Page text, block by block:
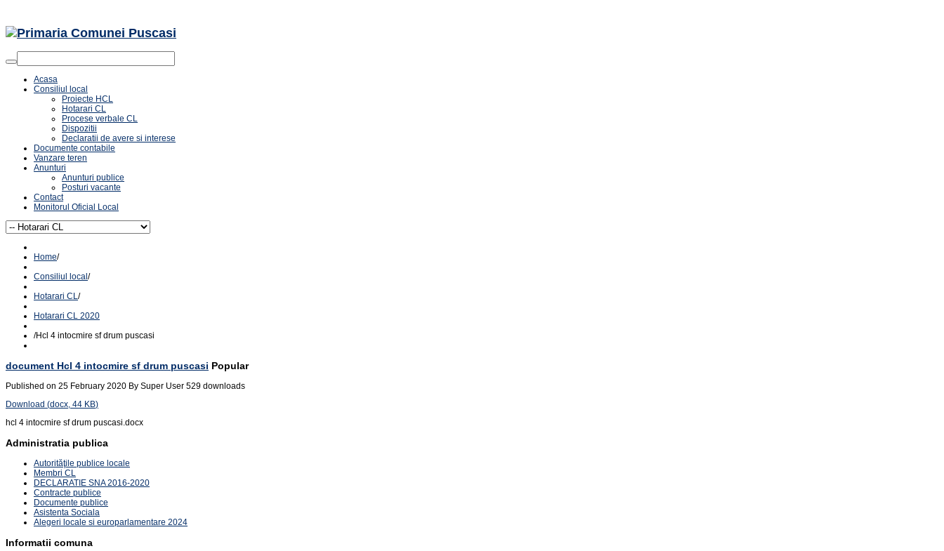
Acasa
Consiliul local
Proiecte HCL
Hotarari CL
Procese verbale CL
Dispozitii
Declaratii de avere si interese
Documente contabile
Vanzare teren
Anunturi
Anunturi publice
Posturi vacante
Contact
Monitorul Oficial Local
Home/
Consiliul local/
Hotarari CL/
Hotarari CL 2020
/Hcl 4 intocmire sf drum puscasi
document Hcl 4 intocmire sf drum puscasi Popular
Published on 25 February 2020 By Super User 529 downloads
Download (docx, 44 KB)
hcl 4 intocmire sf drum puscasi.docx
Administratia publica
Autorităţile publice locale
Membri CL
DECLARATIE SNA 2016-2020
Contracte publice
Documente publice
Asistenta Sociala
Alegeri locale si europarlamentare 2024
Informatii comuna